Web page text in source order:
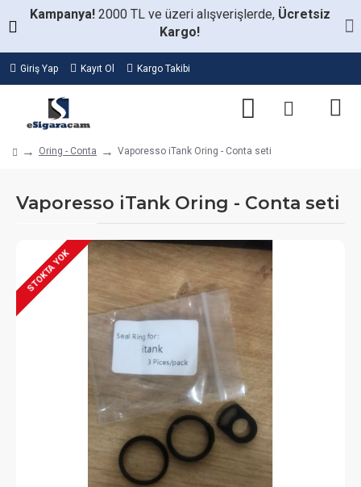
Kampanya! 2000 TL ve üzeri alışverişlerde, Ücretsiz
Kargo!
Giriş Yap Kayıt Ol Kargo Takibi
Oring - Conta Vaporesso iTank Oring - Conta seti
Vaporesso iTank Oring - Conta seti
STOKTA VAR
STOKTA YOK